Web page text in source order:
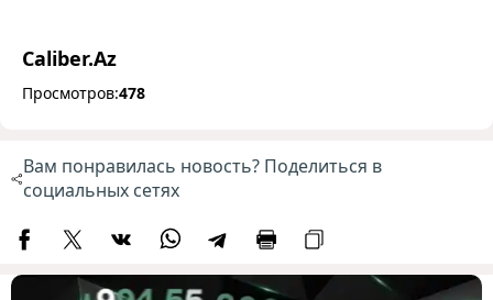
Caliber.Az
Просмотров:478
Вам понравилась новость? Поделиться в
социальных сетях